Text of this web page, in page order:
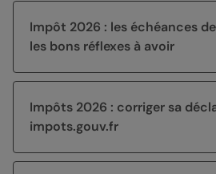
Impôt 2026 : les échéances
les bons réflexes à avoir
Impôts 2026 : corriger sa
impots.gouv.fr